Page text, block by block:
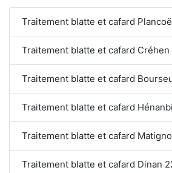
Traitement blatte et cafard
Traitement blatte et cafard Créhen
Traitement blatte et cafard
Traitement blatte et cafard
Traitement blatte et cafard
Traitement blatte et cafard Dinan